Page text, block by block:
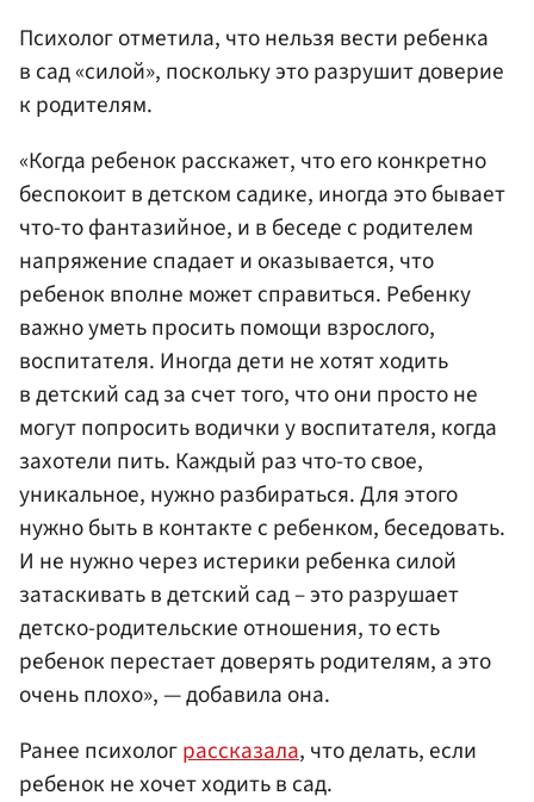
Психолог отметила, что нельзя вести ребенка
в сад «силой», поскольку это разрушит доверие
к родителям.
«Когда ребенок расскажет, что его конкретно
беспокоит в детском садике, иногда это бывает
что-то фантазийное, и в беседе с родителем
напряжение спадает и оказывается, что
ребенок вполне может справиться. Ребенку
важно уметь просить помощи взрослого,
воспитателя. Иногда дети не хотят ходить
в детский сад за счет того, что они просто не
могут попросить водички у воспитателя, когда
захотели пить. Каждый раз что-то свое,
уникальное, нужно разбираться. Для этого
нужно быть в контакте с ребенком, беседовать.
И не нужно через истерики ребенка силой
затаскивать в детский сад – это разрушает
детско-родительские отношения, то есть
ребенок перестает доверять родителям, а это
очень плохо», — добавила она.
Ранее психолограссказала, что делать, если
ребенок не хочет ходить в сад.